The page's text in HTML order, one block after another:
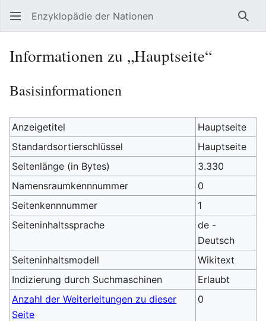
Enzyklopädie der Nationen
Informationen zu „Hauptseite“
Basisinformationen
Anzeigetitel
Hauptseite
Standardsortierschlüssel
Hauptseite
Seitenlänge (in Bytes)
3.330
Namensraumkennnummer
0
Seitenkennnummer
1
Seiteninhaltssprache
de -
Deutsch
Seiteninhaltsmodell
Wikitext
Indizierung durch Suchmaschinen
Erlaubt
Anzahl der Weiterleitungen zu dieser
Seite
0